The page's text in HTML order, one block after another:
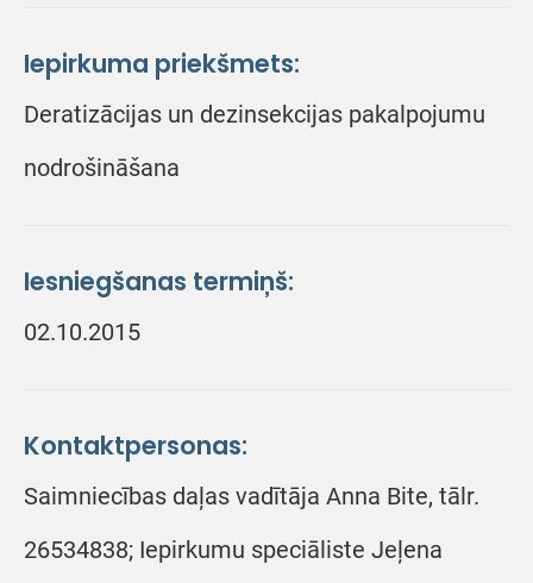
Iepirkuma priekšmets:
Deratizācijas un dezinsekcijas pakalpojumu
nodrošināšana
Iesniegšanas termiņš:
02.10.2015
Kontaktpersonas:
Saimniecības daļas vadītāja Anna Bite, tālr.
26534838; Iepirkumu speciāliste Jeļena